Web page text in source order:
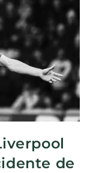
de